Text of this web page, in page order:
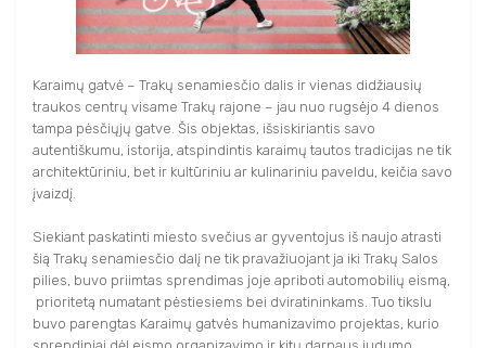
FILMAI
KALĖDINIAI RENGINIAI
SVEIKATINIMO PASLAUGOS
AKTYVIOS PRAMOGOS
TRAKAI JUMS
KAVINĖS IR RESTORANAI
KONFERENCIJŲ ORGANIZAVIMAS
TRAKIEČIO KORTELĖ
STOVYKLOS
APIE MUS
NAUDINGA INFORMACIJA
TURISTO RINKLIAVA
LEIDINIAI
Karaimų gatvė – Trakų senamiesčio dalis ir vienas didžiausių
traukos centrų visame Trakų rajone – jau nuo rugsėjo 4 dienos
tampa pėsčiųjų gatve. Šis objektas, išsiskiriantis savo
autentiškumu, istorija, atspindintis karaimų tautos tradicijas ne tik
architektūriniu, bet ir kultūriniu ar kulinariniu paveldu, keičia savo
įvaizdį.
Siekiant paskatinti miesto svečius ar gyventojus iš naujo atrasti
šią Trakų senamiesčio dalį ne tik pravažiuojant ja iki Trakų Salos
pilies, buvo priimtas sprendimas joje apriboti automobilių eismą,
prioritetą numatant pėstiesiems bei dviratininkams. Tuo tikslu
buvo parengtas Karaimų gatvės humanizavimo projektas, kurio
KITI
KALĖDINIAI RENGINIAI
TRAKAI JUMS
KAVINĖS IR RESTORANAI
KONFERENCIJŲ ORGANIZAVIMAS
TRAKIEČIO KORTELĖ
STOVYKLOS